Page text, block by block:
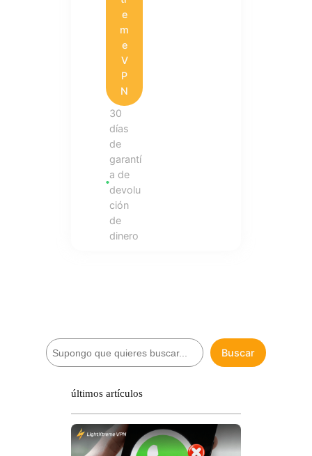
e
m
e
V
P
N
30
días
de
garantí
a de
devolu
ción
de
dinero
B
u
Buscar
últimos artículos